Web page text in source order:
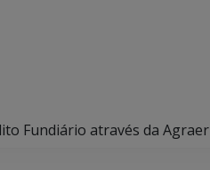
Fundiário através da Agraer